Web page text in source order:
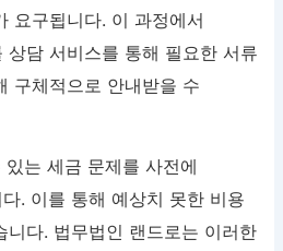
요구됩니다. 이 과정에서
상담 서비스를 통해 필요한 서류
구체적으로 안내받을 수
는 세금 문제를 사전에
. 이를 통해 예상치 못한 비용
니다. 법무법인 랜드로는 이러한